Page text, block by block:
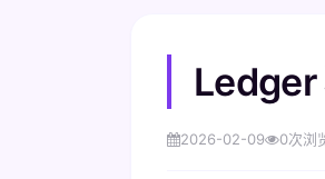
Ledger
2026-02-09 0次浏